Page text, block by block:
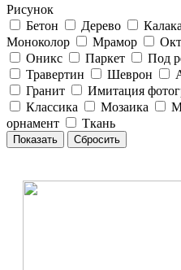
Рисунок
Бетон
Дерево
Моноколор
Мрамор
Оникс
Паркет Под
Травертин
Шеврон
Гранит
Имитация
Классика
Мозаика
орнамент
Ткань